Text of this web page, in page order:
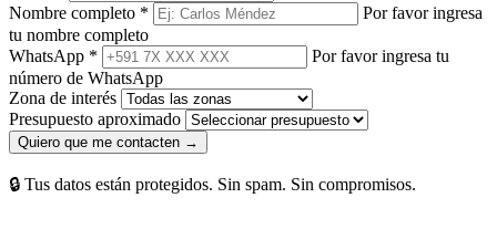
Nombre completo *
Por favor ingresa
tu nombre completo
WhatsApp *
Por favor ingresa tu
número de WhatsApp
Zona de interés
Presupuesto aproximado
Quiero que me contacten →
🔒 Tus datos están protegidos. Sin spam. Sin compromisos.